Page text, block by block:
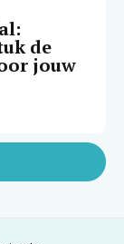
de
jouw